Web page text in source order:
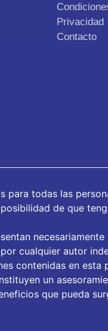
Privacidad
Contacto
para todas las
de que
cualquier autor
contenidas en esta
un
que pueda